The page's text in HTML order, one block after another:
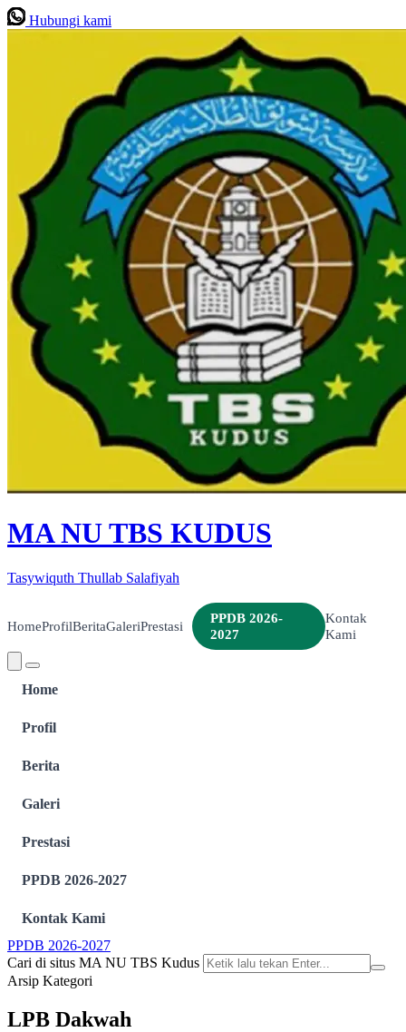
Hubungi kami
MA NU TBS KUDUS
Tasywiquth Thullab Salafiyah
HomeProfilBeritaGaleriPrestasi
PPDB 2026-
2027
Kontak
Kami
Home
Profil
Berita
Galeri
Prestasi
PPDB 2026-2027
Kontak Kami
PPDB 2026-2027
Cari di situs MA NU TBS Kudus
Arsip Kategori
LPB Dakwah